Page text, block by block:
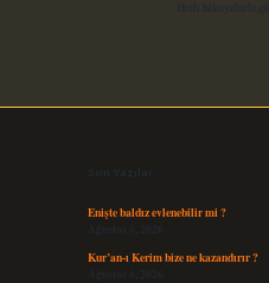
Son Yazılar
Enişte baldız evlenebilir mi ?
Ağustos 6, 2026
Kur’an-ı Kerim bize ne kazandırır ?
Ağustos 6, 2026